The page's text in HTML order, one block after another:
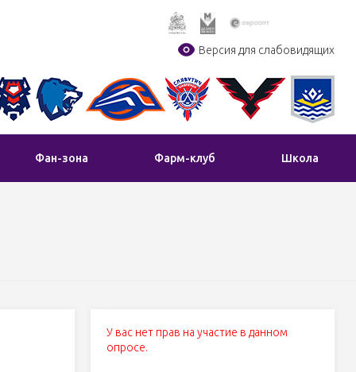
Версия для слабовидящих
Фан-зона Фарм-клуб Школа
У вас нет прав на участие в данном
опросе.